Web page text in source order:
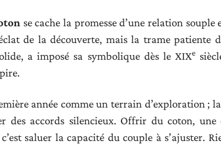
se cache la promesse d’une relation souple
de la découverte, mais la trame patiente
a imposé sa symbolique dès le XIXe
année comme un terrain d’exploration ;
des accords silencieux. Offrir du coton,
saluer la capacité du couple à s’ajuster.